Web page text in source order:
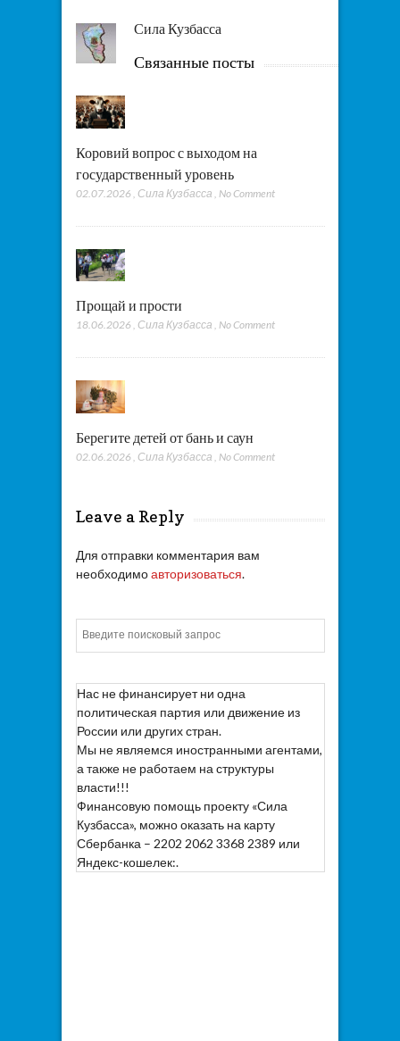
Сила Кузбасса
Связанные посты
Коровий вопрос с выходом на
государственный уровень
02.07.2026 Сила Кузбасса No Comment
Прощай и прости
18.06.2026 , Сила Кузбасса , No Comment
Берегите детей от бань и саун
02.06.2026 Сила Кузбасса No Comment
Leave a Reply
Для отправки комментария вам
необходимоавторизоваться.
Нас не финансирует ни одна
политическая партия или движение из
России или других стран.
Мы не являемся иностранными агентами,
а также не работаем на структуры
власти!!!
Финансовую помощь проекту «Сила
Кузбасса», можно оказать на карту
Сбербанка – 2202 2062 3368 2389 или
Яндекс-кошелек:.